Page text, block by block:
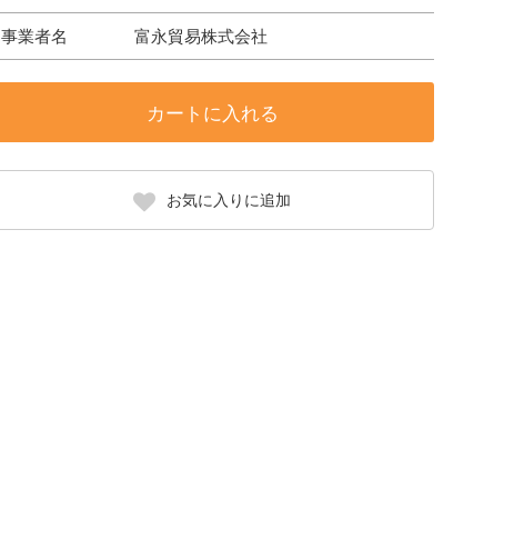
事業者名 富永貿易株式会社
カートに入れる
お気に入りに追加